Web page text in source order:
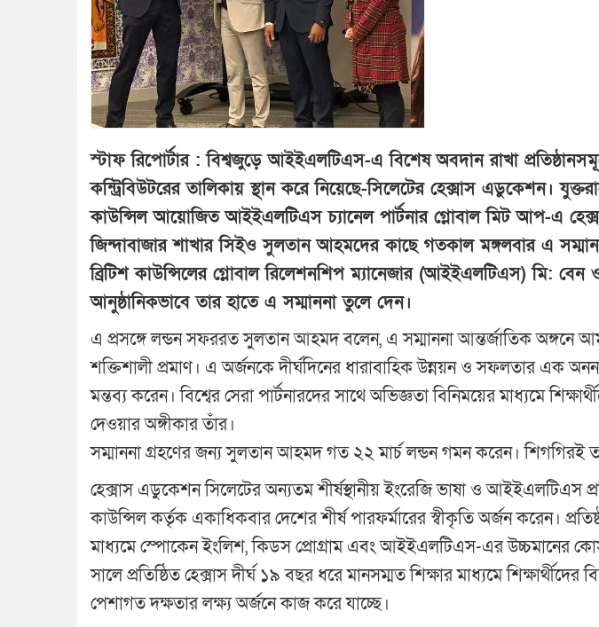
স্টাফ রিপোর্টার : বিশ্বজুড়ে আইইএলটিএস-এ বিশেষ অবদান রাখা
কন্ট্রিবিউটরের তালিকায় স্থান করে নিয়েছে-সিলেটের হেক্সাস এডুকেশন।
কাউন্সিল আয়োজিত আইইএলটিএস চ্যানেল পার্টনার গ্লোবাল মিট আপ-এ
জিন্দাবাজার শাখার সিইও সুলতান আহমদের কাছে গতকাল মঙ্গলবার এ
ব্রিটিশ কাউন্সিলের গ্লোবাল রিলেশনশিপ ম্যানেজার (আইইএলটিএস) মি: বেন
আনুষ্ঠানিকভাবে তার হাতে এ সম্মাননা তুলে দেন।
এ প্রসঙ্গে লন্ডন সফররত সুলতান আহমদ বলেন, এ সম্মাননা আন্তর্জাতিক অঙ্গনে
শক্তিশালী প্রমাণ। এ অর্জনকে দীর্ঘদিনের ধারাবাহিক উন্নয়ন ও সফলতার এক
মন্তব্য করেন। বিশ্বের সেরা পার্টনারদের সাথে অভিজ্ঞতা বিনিময়ের মাধ্যমে
দেওয়ার অঙ্গীকার তাঁর।
সম্মাননা গ্রহণের জন্য সুলতান আহমদ গত ২২ মার্চ লন্ডন গমন করেন। শিগগিরই
হেক্সাস এডুকেশন সিলেটের অন্যতম শীর্ষস্থানীয় ইংরেজি ভাষা ও আইইএলটিএস
কাউন্সিল কর্তৃক একাধিকবার দেশের শীর্ষ পারফর্মারের স্বীকৃতি অর্জন করেন।
মাধ্যমে স্পোকেন ইংলিশ, কিডস প্রোগ্রাম এবং আইইএলটিএস-এর উচ্চমানের
সালে প্রতিষ্ঠিত হেক্সাস দীর্ঘ ১৯ বছর ধরে মানসম্মত শিক্ষার মাধ্যমে শিক্ষার্থীদের
পেশাগত দক্ষতার লক্ষ্য অর্জনে কাজ করে যাচ্ছে।